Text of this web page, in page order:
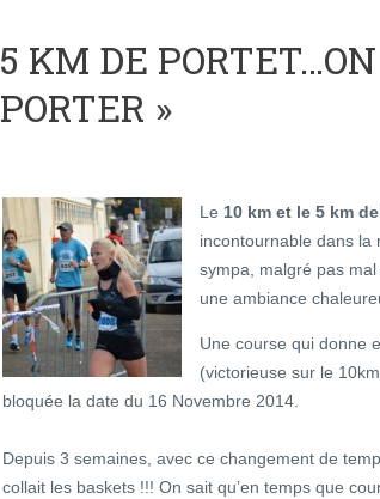
5 KM DE
PORTER »
Le 10 km et le 5 km
incontournable dans la
sympa, malgré pas
une ambiance
Une course qui donne
(victorieuse sur le
bloquée la date du 16 Novembre 2014.
Depuis 3 semaines, avec ce changement de
collait les baskets !!! On sait qu’en temps que